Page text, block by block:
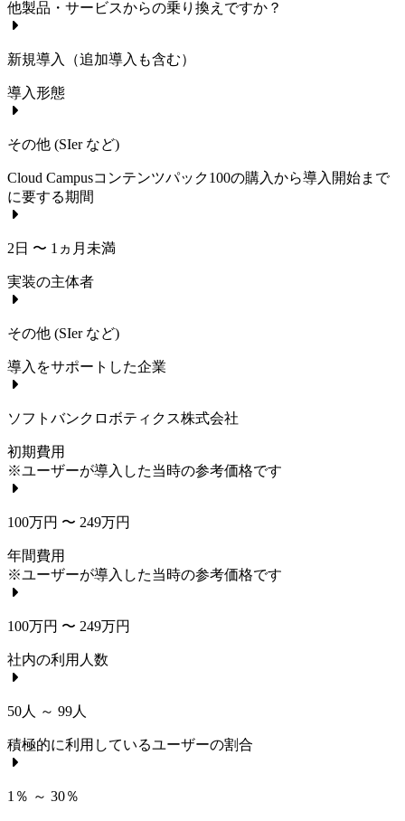
他製品・サービスからの乗り換えですか？
新規導入（追加導入も含む）
導入形態
その他 (SIer など)
Cloud Campusコンテンツパック100の購入から導入開始まで
に要する期間
2日 〜 1ヵ月未満
実装の主体者
その他 (SIer など)
導入をサポートした企業
ソフトバンクロボティクス株式会社
初期費用
※ユーザーが導入した当時の参考価格です
100万円 〜 249万円
年間費用
※ユーザーが導入した当時の参考価格です
100万円 〜 249万円
社内の利用人数
50人 ～ 99人
積極的に利用しているユーザーの割合
1％ ～ 30％